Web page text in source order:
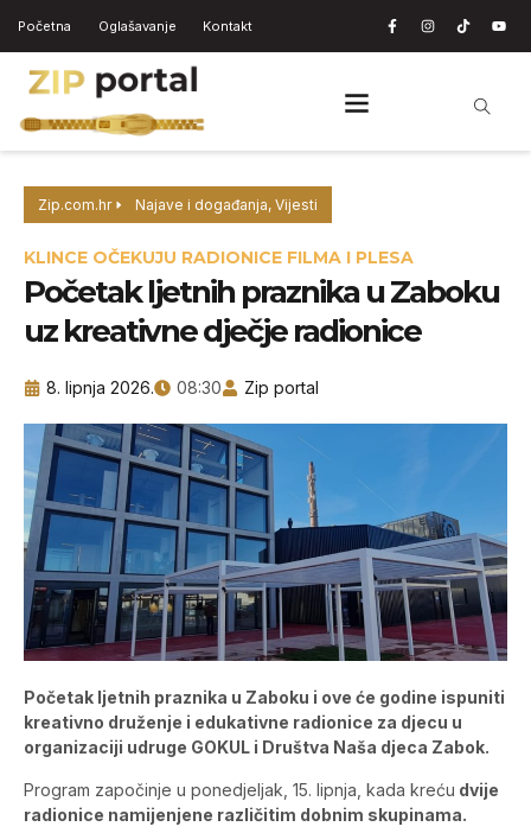
Početna Oglašavanje Kontakt
Zip.com.hr Najave i događanja, Vijesti
KLINCE OČEKUJU RADIONICE FILMA I PLESA
Početak ljetnih praznika u Zaboku
uz kreativne dječje radionice
8. lipnja 2026. 08:30 Zip portal
Početak ljetnih praznika u Zaboku i ove će godine ispuniti
kreativno druženje i edukativne radionice za djecu u
organizaciji udruge GOKUL i Društva Naša djeca Zabok.
Program započinje u ponedjeljak, 15. lipnja, kada kreću dvije
radionice namijenjene različitim dobnim skupinama.